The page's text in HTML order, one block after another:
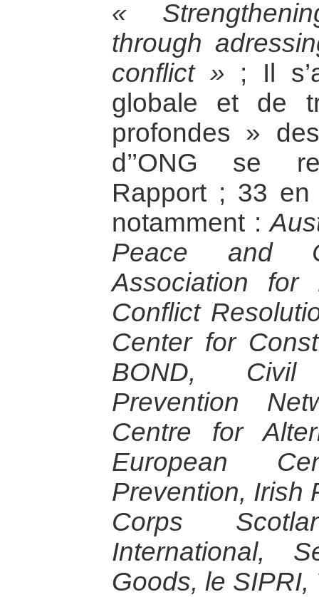
«
through
conflict » ; Il
globale et de
profondes »
d’’ONG se
Rapport ; 33 en
notamment :
Peace and
Association for
Conflict
Center for
BOND,
Prevention
Centre for
European
Prevention, Irish
Corps
International,
Goods, le SIPRI,